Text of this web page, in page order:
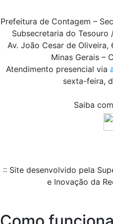
Prefeitura de Contagem –
Subsecretaria do Tesouro
Av. João Cesar de Oliveira,
Minas Gerais –
Atendimento presencial via
sexta-feira,
Saiba
:: Site desenvolvido pela
e Inovação da